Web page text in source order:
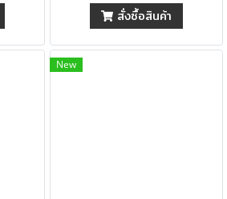
สั่งซื้อสินค้า
New